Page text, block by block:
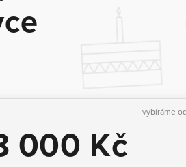
vybíráme
000 Kč